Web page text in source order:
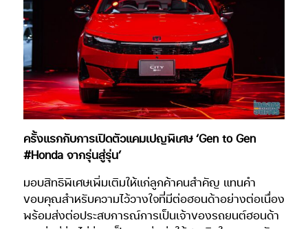
ครั้งแรกกับการเปิดตัวแคมเปญพิเศษ ‘Gen to Gen
#Honda จากรุ่นสู่รุ่น’
มอบสิทธิพิเศษเพิ่มเติมให้แก่ลูกค้าคนสำคัญ แทนคำ
ขอบคุณสำหรับความไว้วางใจที่มีต่อฮอนด้าอย่างต่อเนื่อง
พร้อมส่งต่อประสบการณ์การเป็นเจ้าของรถยนต์ฮอนด้า